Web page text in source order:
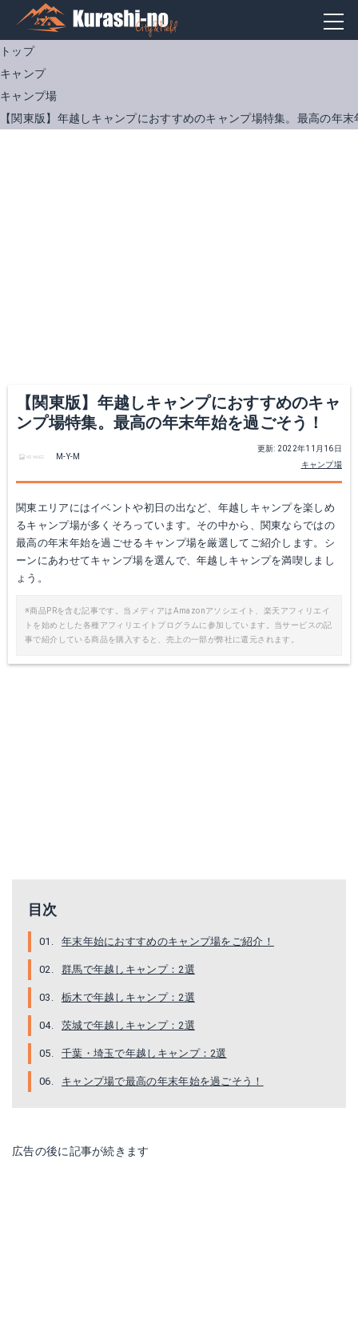
トップ
キャンプ
キャンプ場
【関東版】年越しキャンプにおすすめのキャンプ場特集。最高の年
【関東版】年越しキャンプにおすすめのキャ
ンプ場特集。最高の年末年始を過ごそう！
更新: 2022年11月16日
キャンプ場
M-Y-M
関東エリアにはイベントや初日の出など、年越しキャンプを楽しめ
るキャンプ場が多くそろっています。その中から、関東ならではの
最高の年末年始を過ごせるキャンプ場を厳選してご紹介します。シ
ーンにあわせてキャンプ場を選んで、年越しキャンプを満喫しまし
ょう。
※商品PRを含む記事です。当メディアはAmazonアソシエイト、楽天アフィリエイ
トを始めとした各種アフィリエイトプログラムに参加しています。当サービスの記
事で紹介している商品を購入すると、売上の一部が弊社に還元されます。
目次
年末年始におすすめのキャンプ場をご紹介！
群馬で年越しキャンプ：2選
栃木で年越しキャンプ：2選
茨城で年越しキャンプ：2選
千葉・埼玉で年越しキャンプ：2選
キャンプ場で最高の年末年始を過ごそう！
広告の後に記事が続きます